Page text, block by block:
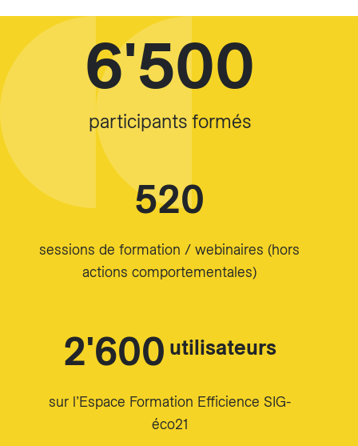
6'500
participants formés
520
sessions de formation / webinaires (hors
actions comportementales)
2'600utilisateurs
sur l’Espace Formation Efficience SIG-
éco21